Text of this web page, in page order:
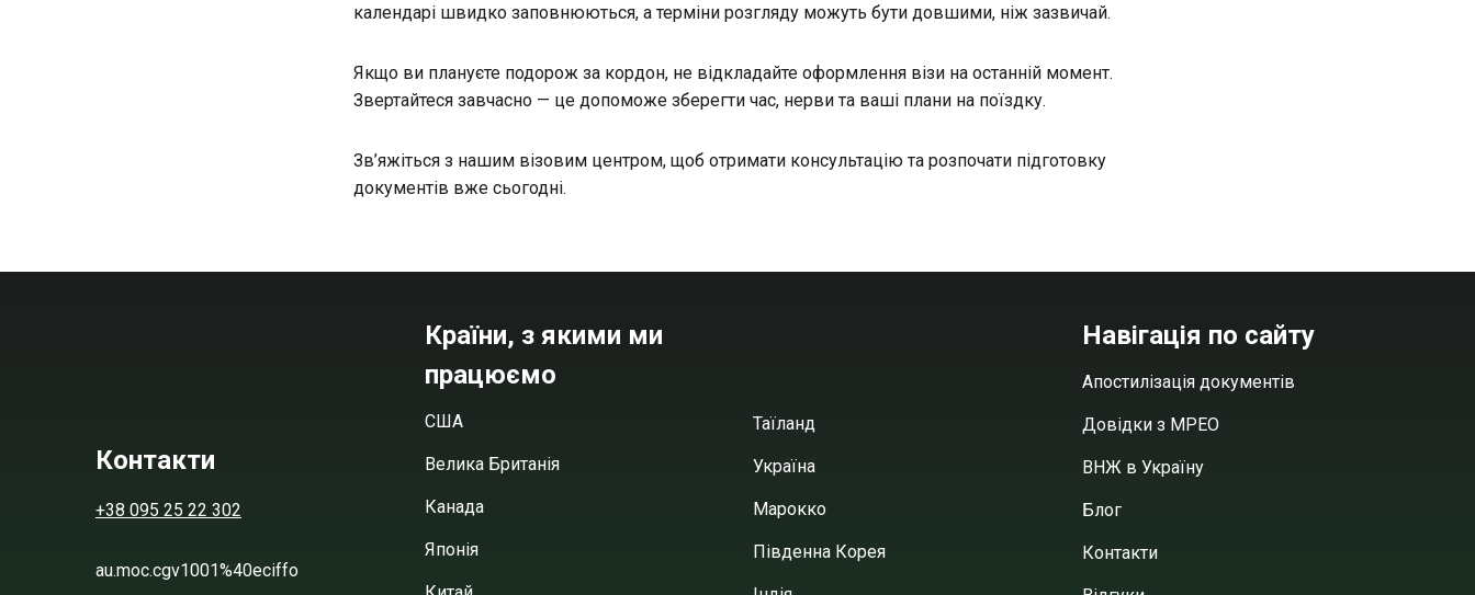
календарі швидко заповнюються, а терміни розгляду можуть бути довшими, ніж зазвичай.
Якщо ви плануєте подорож за кордон, не відкладайте оформлення візи на останній момент.
Звертайтеся завчасно — це допоможе зберегти час, нерви та ваші плани на поїздку.
Зв’яжіться з нашим візовим центром, щоб отримати консультацію та розпочати підготовку
документів вже сьогодні.
Контакти
+38 095 25 22 302
au.moc.cgv1001%40eciffo
Країни, з якими ми
працюємо
США
Велика Британія
Канада
Японія
Таїланд
Україна
Марокко
Південна Корея
Навігація по сайту
Апостилізація документів
Довідки з МРЕО
ВНЖ в Україну
Блог
Контакти